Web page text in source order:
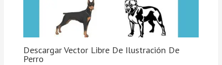
Descargar Vector Libre De Ilustración De
Perro